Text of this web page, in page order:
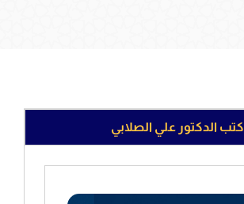
كتب الدكتور علي الصلابي